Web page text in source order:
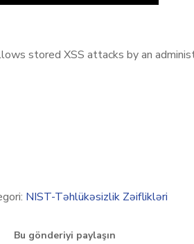
stored XSS attacks by an
NIST-Təhlükəsizlik Zəiflikləri
Bu gönderiyi paylaşın